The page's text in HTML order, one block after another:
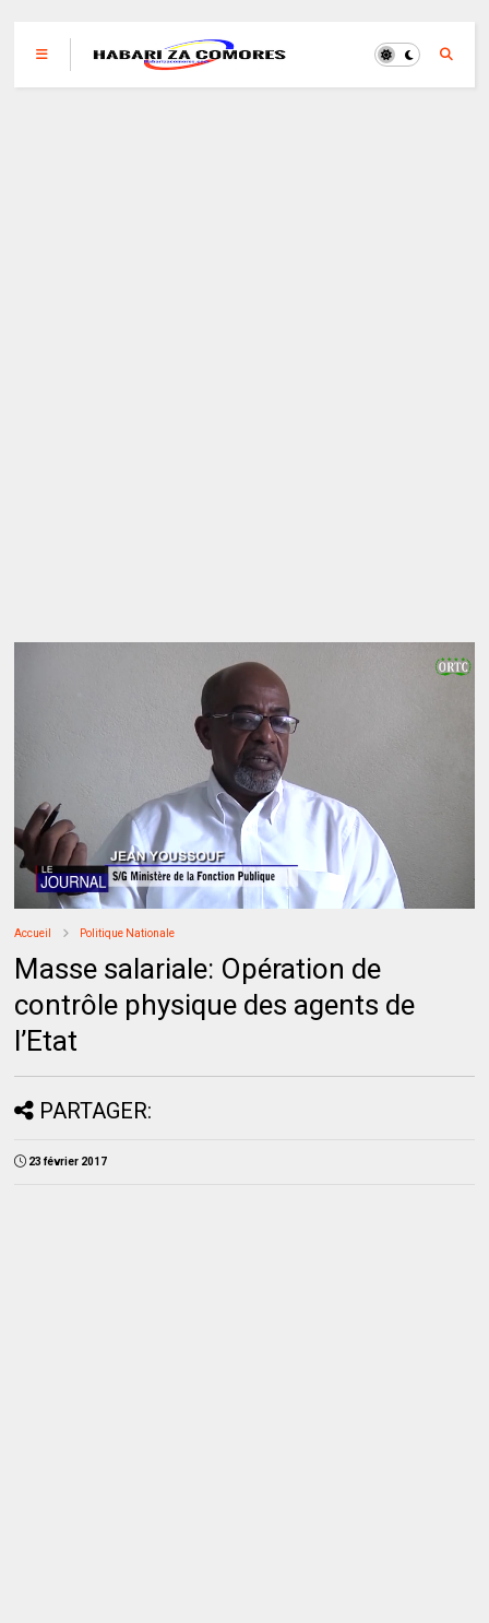
Accueil Politique Nationale
Masse salariale: Opération de
contrôle physique des agents de
l’Etat
PARTAGER:
23 février 2017